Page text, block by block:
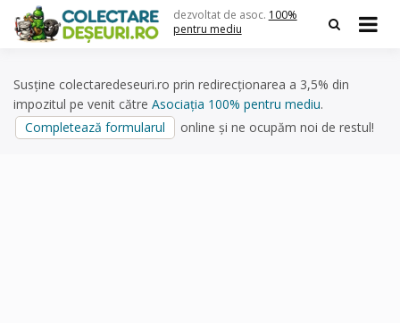
content
dezvoltat de asoc. 100%
pentru mediu
Susține colectaredeseuri.ro prin redirecționarea a 3,5% din
impozitul pe venit către Asociația 100% pentru mediu.
Completează formularul
online și ne ocupăm noi de restul!